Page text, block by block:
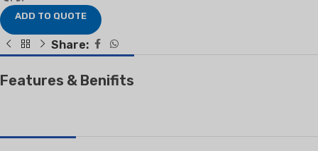
ADD TO QUOTE
Share:
Features & Benifits